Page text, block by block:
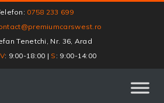
0758 233 699
Tenetchi, Nr. 36, Arad
: 9:00-18:00 | S : 9:00-14:00